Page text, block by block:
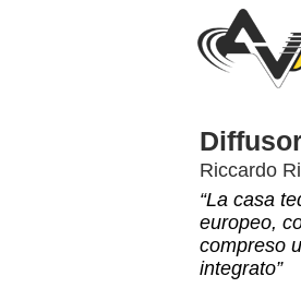
Riccardo
“La casa
europeo,
compreso
integrato”